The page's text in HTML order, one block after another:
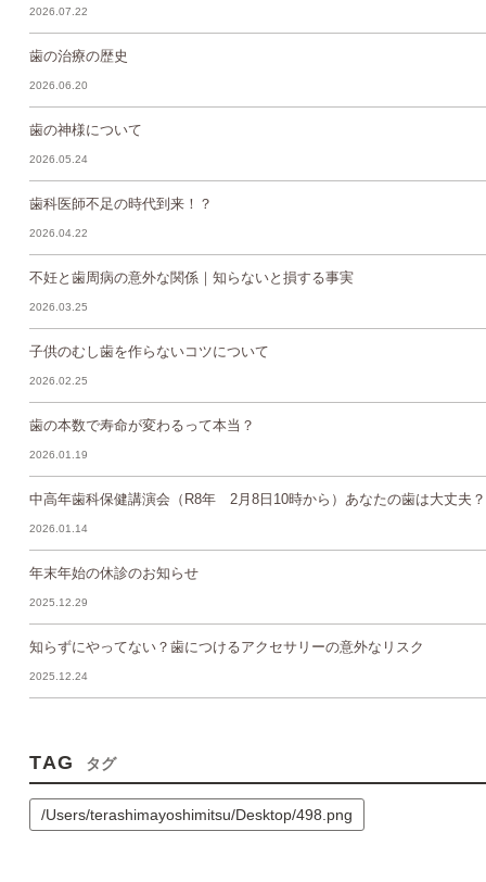
2026.07.22
歯の治療の歴史
2026.06.20
歯の神様について
2026.05.24
歯科医師不足の時代到来！？
2026.04.22
不妊と歯周病の意外な関係｜知らないと損する事実
2026.03.25
子供のむし歯を作らないコツについて
2026.02.25
歯の本数で寿命が変わるって本当？
2026.01.19
中高年歯科保健講演会（R8年 2月8日10時から）あなたの歯は大丈夫？
2026.01.14
年末年始の休診のお知らせ
2025.12.29
知らずにやってない？歯につけるアクセサリーの意外なリスク
2025.12.24
TAG タグ
/Users/terashimayoshimitsu/Desktop/498.png